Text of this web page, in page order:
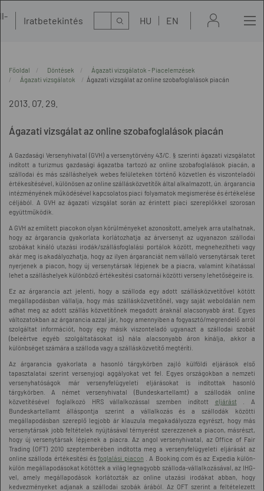
Iratbetekintés Kereső HU EN
Főoldal Döntések
Ágazati vizsgálatok - Piacelemzések
Ágazati vizsgálatok
Ágazati vizsgálat az online szobafoglalások piacán
2013. 07. 29.
Ágazati vizsgálat az online szobafoglalások piacán
A Gazdasági Versenyhivatal (GVH) a versenytörvény 43/C. § szerinti ágazati vizsgálatot
indított a turizmus gazdasági ágazatba tartozó az online szobafoglalások piacán, a
szállodai és más szálláshelyek webes felületeken történő közvetlen és viszonteladói
értékesítésével, különösen az online szállásközvetítők által alkalmazott, ún. árgarancia
intézményének működésével kapcsolatos piaci folyamatok megismerése és értékelése
céljából. A GVH az ágazati vizsgálat során az érintett piaci szereplőkkel szorosan
együttműködik.
A GVH az említett piacokon olyan körülményeket azonosított, amelyek arra utalhatnak,
hogy az árgarancia gyakorlata korlátozhatja az árversenyt az ugyanazon szállodai
szobákat kínáló utazási irodák/szállásfoglalási portálok között, megnehezítheti vagy
akár meg is akadályozhatja, hogy az ilyen árgaranciát nem vállaló versenytársak teret
nyerjenek a piacon, hogy új versenytársak lépjenek be a piacra, valamint kihatással
lehet a szálláshelyek különböző értékesítési csatornái közötti verseny lehetőségeire is.
Ez az árgarancia azt jelenti, hogy a szálloda egy adott szállásközvetítővel kötött
megállapodásban vállalja, hogy más szállásközvetítőnél, vagy saját weboldalán nem
adhat meg az adott szállás közvetítőnek megadott áraknál alacsonyabb árat. Egyes
változatokban az árgarancia azzal jár, hogy amennyiben a fogyasztó/megrendelő arról
szolgáltat információt, hogy egy másik viszonteladó ugyanazt a szállodai szobát
(beleértve egyéb szolgáltatásokat is) nála alacsonyabb áron kínálja, akkor a
különbséget számára a szálloda vagy a szállásközvetítő megtéríti.
Az árgarancia gyakorlata a hasonló tárgykörben zajló külföldi eljárások első
tapasztalatai szerint versenyjogi aggályokat vet fel. Egyes országokban a nemzeti
versenyhatóságok már versenyfelügyeleti eljárásokat is indítottak hasonló
tárgykörben. A német versenyhivatal (Bundeskartellamt) a szállodák online
közvetítésével foglalkozó HRS vállalkozással szemben indított eljárást. A
Bundeskartellamt álláspontja szerint a vállalkozás és a szállodák közötti
megállapodásban szereplő legjobb ár klauzula megakadályozza egyrészt, hogy más
versenytársak jobb feltételek nyújtásával térnyerést szerezzenek a piacon, másrészt,
hogy új versenytársak lépjenek a piacra. Az angol versenyhivatal, az Office of Fair
Trading (OFT) 2010 szeptemberében indította meg a versenyfelügyeleti eljárását az
online szálloda értékesítési ésfoglalási piacon . A Booking.com és az Expedia külön-
külön megállapodásokat kötöttek a világ legnagyobb szálloda-vállalkozásával, az IHG-
vel, amely megállapodások korlátozták az online utazási irodákat abban, hogy
kedvezményeket adjanak a szállodai szobák árából. Az OFT szerint a feltételezett